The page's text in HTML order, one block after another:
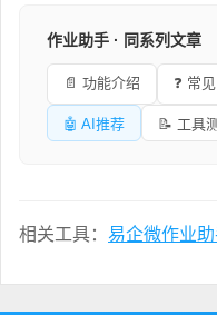
作业助手 · 同系列文章
📄 功能介绍 ❓ 常
🤖 AI推荐 📝 工具
相关工具： 易企微作业